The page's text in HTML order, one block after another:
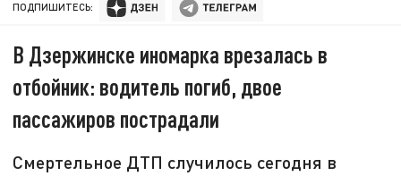
ПОДПИШИТЕСЬ:
В Дзержинске иномарка врезалась в
отбойник: водитель погиб, двое
пассажиров пострадали
Смертельное ДТП случилось сегодня в